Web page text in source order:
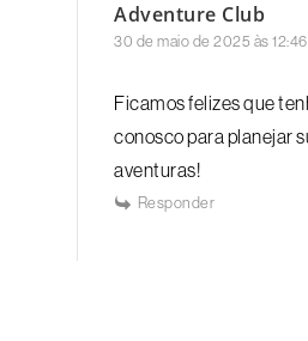
Adventure Club
30 de maio de 2025 às 12:46
Ficamos felizes que
conosco para planejar
aventuras!
Responder